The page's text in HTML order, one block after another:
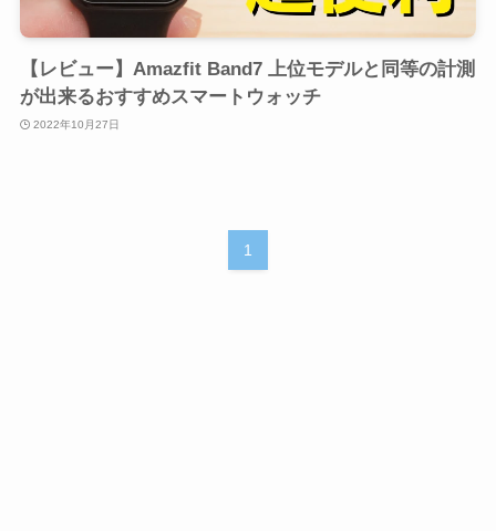
【レビュー】Amazfit Band7 上位モデルと同等の計測
が出来るおすすめスマートウォッチ
2022年10月27日
1